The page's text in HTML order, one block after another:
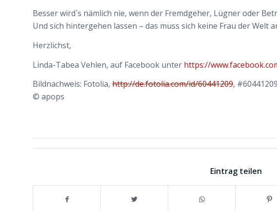
Besser wird`s nämlich nie, wenn der Fremdgeher, Lügner oder
Und sich hintergehen lassen – das muss sich keine Frau der Welt
Herzlichst,
Linda-Tabea Vehlen, auf Facebook unter https://
Bildnachweis: Fotolia, http://de.fotolia.com/id/60441209,
© apops
Eintrag teilen